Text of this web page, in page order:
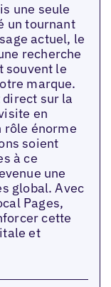
une seule
un tournant
actuel, le
recherche
souvent le
marque.
sur la
en
rôle énorme
soient
à ce
une
global. Avec
Pages,
cette
et